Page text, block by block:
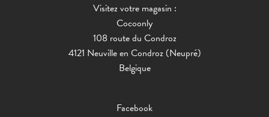
Visitez votre magasin :
Cocoonly
108 route du Condroz
4121 Neuville en Condroz (Neupré)
Belgique
Facebook